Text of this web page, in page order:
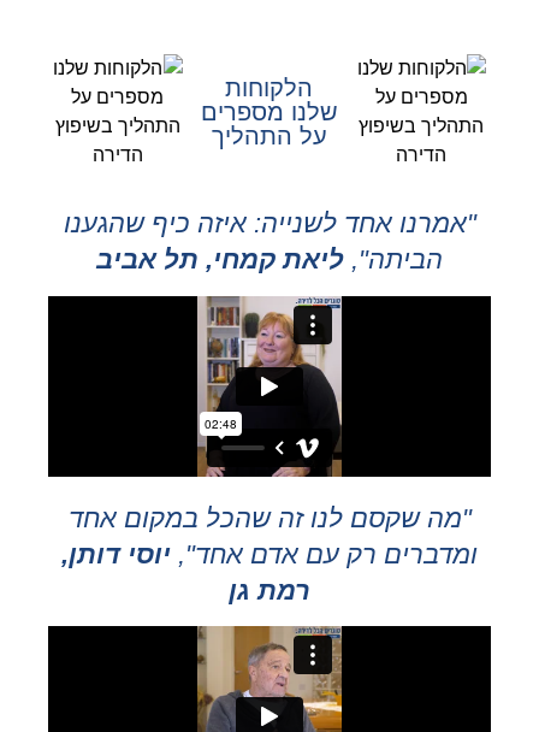
הלקוחות
שלנו מספרים
על התהליך
"אמרנו אחד לשנייה: איזה כיף שהגענו
הביתה",ליאת קמחי, תל אביב
"מה שקסם לנו זה שהכל במקום אחד
ומדברים רק עם אדם אחד",יוסי דותן,
רמת גן